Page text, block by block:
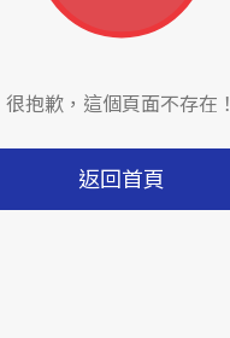
很抱歉，這個頁面不存在！
返回首頁